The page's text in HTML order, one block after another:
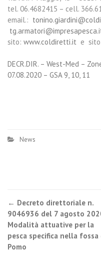
tel. 06.4682415 – cell.
email.:
sito: www.coldiretti.it e
DECR.DIR. – West-Med –
07.08.2020 – GSA 9, 10, 11
News
Post navigation
← Decreto direttoriale n.
9046936 del 7 agosto
Modalità attuative per la
pesca specifica nella fossa
Pomo